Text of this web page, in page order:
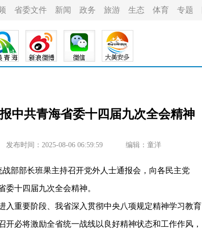
省委文件 新闻 政务 旅游 生态 体育 专题
中共青海省委十四届九次全会精神
发布时间：2025-08-06 06:59:59 编辑：童洋
部部长班果主持召开党外人士通报会，向各民主党
十四届九次全会精神。
重要阶段、我省深入贯彻中央八项规定精神学习教育
必将激励全省统一战线以良好精神状态和工作作风，